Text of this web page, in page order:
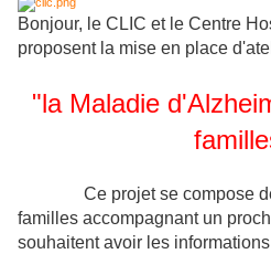
Bonjour, le CLIC et le Centre
proposent la mise en place
"la Maladie
Ce projet se compose de
familles accompagnant un
souhaitent avoir les